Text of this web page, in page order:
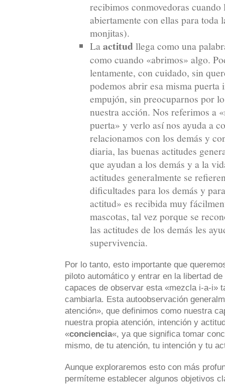
recibimos conmovedoras
abiertamente con ellas para toda
monjitas).
Laactitudllega como una
como cuando «abrimos» algo.
lentamente, con cuidado, sin
podemos abrir esa misma
empujón, sin preocuparnos por
nuestra acción. Nos referimos a
puerta» y verlo así nos ayuda a
relacionamos con los demás y
diaria, las buenas actitudes
que ayudan a los demás y a la
actitudes generalmente se
dificultades para los demás y
actitud» es recibida muy
mascotas, tal vez porque se
las actitudes de los demás les
supervivencia.
Por lo tanto, esto importante que
piloto automático y entrar en la libertad
capaces de observar esta «mezcla i-a-i»
cambiarla. Esta autoobservación
atención», que definimos como nuestra
nuestra propia atención, intención y
«conciencia«, ya que significa tomar
mismo, de tu atención, tu intención y tu
Aunque exploraremos esto con más
permíteme establecer algunos objetivos